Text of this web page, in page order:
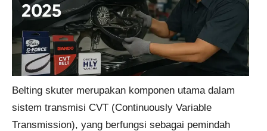
Belting skuter merupakan komponen utama dalam
sistem transmisi CVT (Continuously Variable
Transmission), yang berfungsi sebagai pemindah